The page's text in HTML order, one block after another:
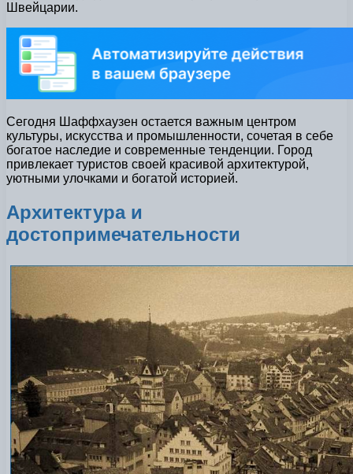
Швейцарии.
Сегодня Шаффхаузен остается важным центром
культуры, искусства и промышленности, сочетая в себе
богатое наследие и современные тенденции. Город
привлекает туристов своей красивой архитектурой,
уютными улочками и богатой историей.
Архитектура и
достопримечательности